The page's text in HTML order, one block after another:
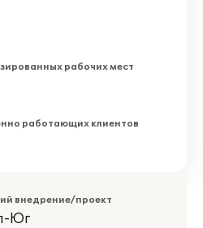
рабочих мест
работающих клиентов
внедрение/проект
Юг